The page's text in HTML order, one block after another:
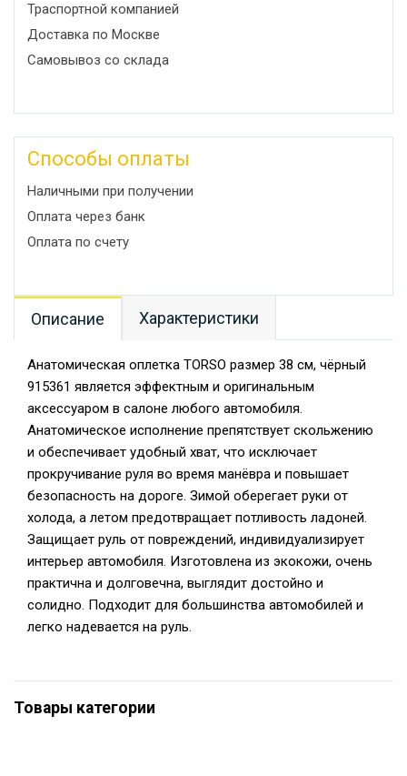
Траспортной компанией
Доставка по Москве
Самовывоз со склада
Способы оплаты
Наличными при получении
Оплата через банк
Оплата по счету
Описание Характеристики
Анатомическая оплетка TORSO размер 38 см, чёрный
915361 является эффектным и оригинальным
аксессуаром в салоне любого автомобиля.
Анатомическое исполнение препятствует скольжению
и обеспечивает удобный хват, что исключает
прокручивание руля во время манёвра и повышает
безопасность на дороге. Зимой оберегает руки от
холода, а летом предотвращает потливость ладоней.
Защищает руль от повреждений, индивидуализирует
интерьер автомобиля. Изготовлена из экокожи, очень
практична и долговечна, выглядит достойно и
солидно. Подходит для большинства автомобилей и
легко надевается на руль.
Товары категории